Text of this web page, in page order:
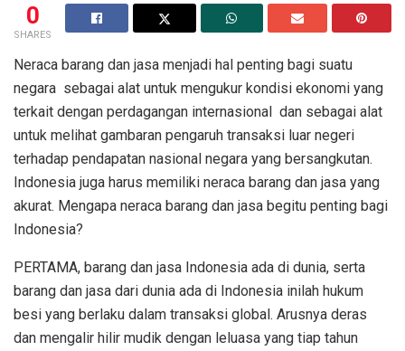
0
SHARES
Neraca barang dan jasa menjadi hal penting bagi suatu
negara sebagai alat untuk mengukur kondisi ekonomi yang
terkait dengan perdagangan internasional dan sebagai alat
untuk melihat gambaran pengaruh transaksi luar negeri
terhadap pendapatan nasional negara yang bersangkutan.
Indonesia juga harus memiliki neraca barang dan jasa yang
akurat. Mengapa neraca barang dan jasa begitu penting bagi
Indonesia?
PERTAMA, barang dan jasa Indonesia ada di dunia, serta
barang dan jasa dari dunia ada di Indonesia inilah hukum
besi yang berlaku dalam transaksi global. Arusnya deras
dan mengalir hilir mudik dengan leluasa yang tiap tahun